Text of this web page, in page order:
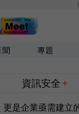
聞 專題
資訊安全
是企業亟需建立